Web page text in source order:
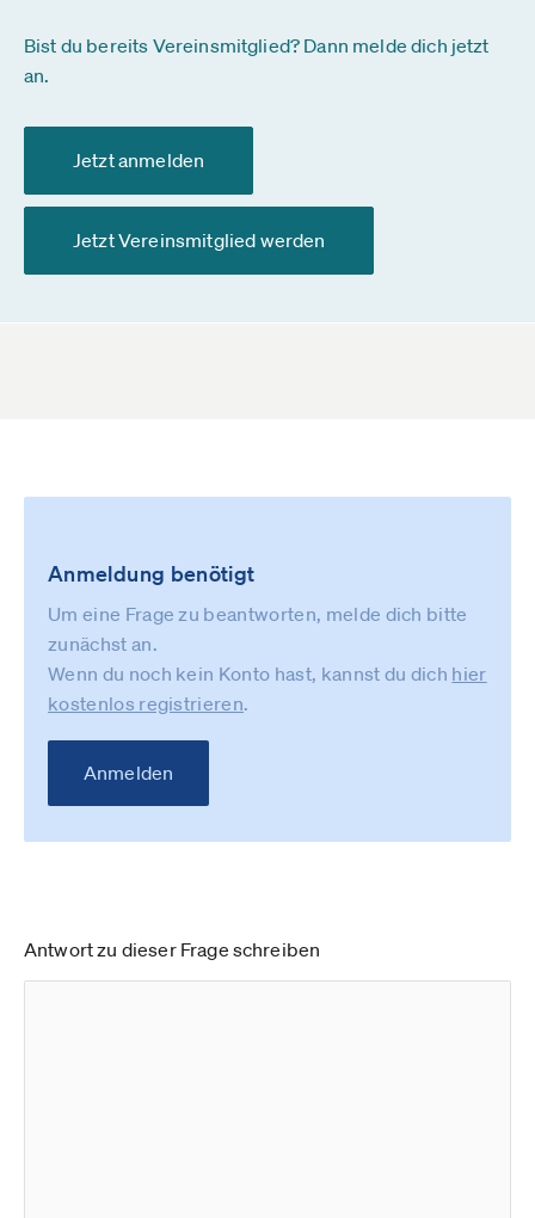
Bist du bereits Vereinsmitglied? Dann melde dich jetzt
an.
Jetzt anmelden
Jetzt Vereinsmitglied werden
Anmeldung benötigt
Um eine Frage zu beantworten, melde dich bitte
zunächst an.
Wenn du noch kein Konto hast, kannst du dich hier
kostenlos registrieren.
Anmelden
Antwort zu dieser Frage schreiben